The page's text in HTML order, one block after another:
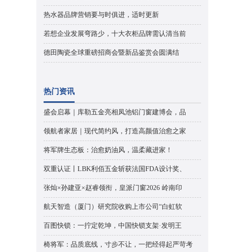
热水器品牌营销要与时俱进，适时更新
若想企业发展弯路少，十大衣柜品牌需认清当前
德田陶瓷全球重磅招商会暨新品鉴赏会圆满结
热门资讯
盛会启幕｜库勒五金亮相凤池铝门窗建博会，品
领航者家居｜现代简约风，打造高颜值治愈之家
将军牌生态板：治愈奶油风，温柔藏进家！
双重认证丨LBK利佰五金斩获法国FDA设计奖、
张灿×孙建亚×赵睿领衔，皇派门窗2026 岭南印
航天智造（厦门）研究院收购上市公司“白虹软
百图快锁：一拧定乾坤，中国快锁支架·发明王
椅将军：品质底线，寸步不让，一把经得起严苛考